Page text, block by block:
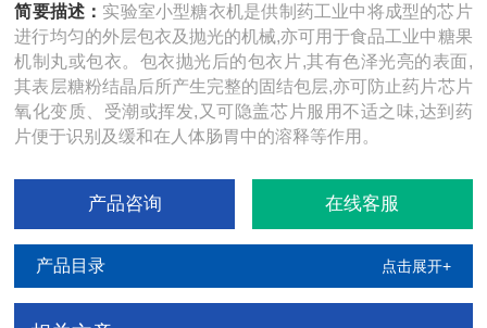
简要描述： 实验室小型糖衣机是供制药工业中将成型的芯片
进行均匀的外层包衣及抛光的机械,亦可用于食品工业中糖果
机制丸或包衣。包衣抛光后的包衣片,其有色泽光亮的表面,
其表层糖粉结晶后所产生完整的固结包层,亦可防止药片芯片
氧化变质、受潮或挥发,又可隐盖芯片服用不适之味,达到药
片便于识别及缓和在人体肠胃中的溶释等作用。
产品咨询 在线客服
产品目录 点击展开+